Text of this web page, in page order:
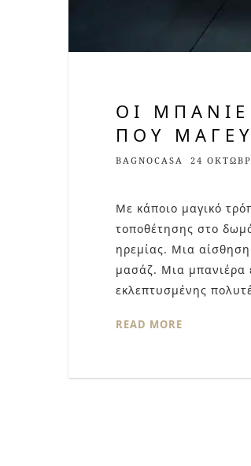
ΟΙ
ΠΟΥ
BAGNOCASA 24
Με κάποιο μαγικό
τοποθέτησης στο
ηρεμίας. Μια
μασάζ. Μια μπανιέρα
εκλεπτυσμένης
READ MORE